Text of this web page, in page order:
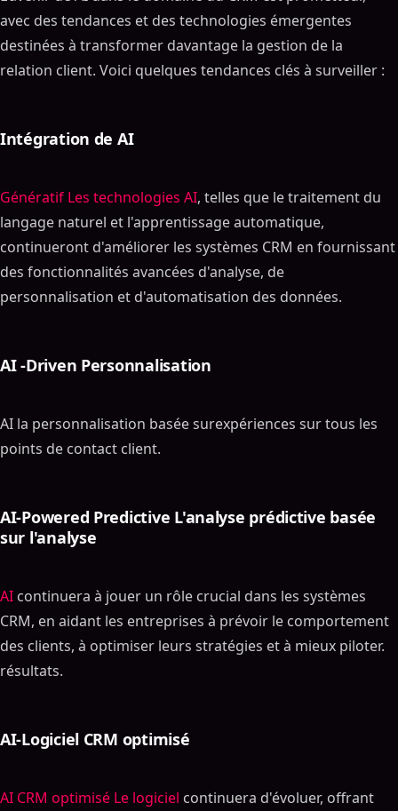
ON THIS PAGE
Principaux cas d'utilisation du CRM AI : transformer
Article Présentation
Qu'est-ce que AI dans CRM ?
Comprendre AI CRM
Avantages de AI dans CRM Systèmes
Améliorer l'efficacité et Les systèmes CRM basés sur
la productivité
CRM basées sur les expériences
avec des tendances et des technologies émergentes
destinées à transformer davantage la gestion de la
relation client. Voici quelques tendances clés à surveiller :
Intégration de AI
Génératif Les technologies AI, telles que le traitement du
langage naturel et l'apprentissage automatique,
continueront d'améliorer les systèmes CRM en fournissant
des fonctionnalités avancées d'analyse, de
personnalisation et d'automatisation des données.
AI -Driven Personnalisation
AI la personnalisation basée surexpériences sur tous les
points de contact client.
AI-Powered Predictive L'analyse prédictive basée
sur l'analyse
AI continuera à jouer un rôle crucial dans les systèmes
CRM, en aidant les entreprises à prévoir le comportement
des clients, à optimiser leurs stratégies et à mieux piloter.
résultats.
AI-Logiciel CRM optimisé
AI CRM optimisé Le logiciel continuera d'évoluer, offrant